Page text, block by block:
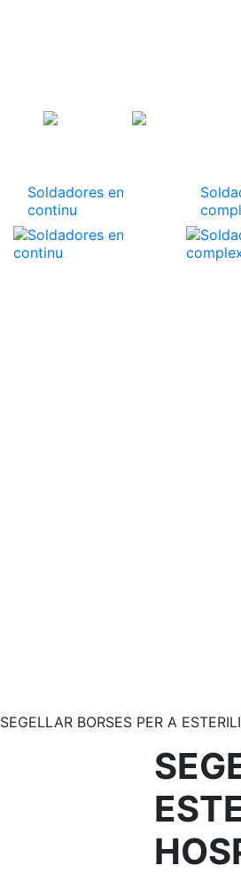
Soldadores en
continu
SEGELLAR BORSES PER A